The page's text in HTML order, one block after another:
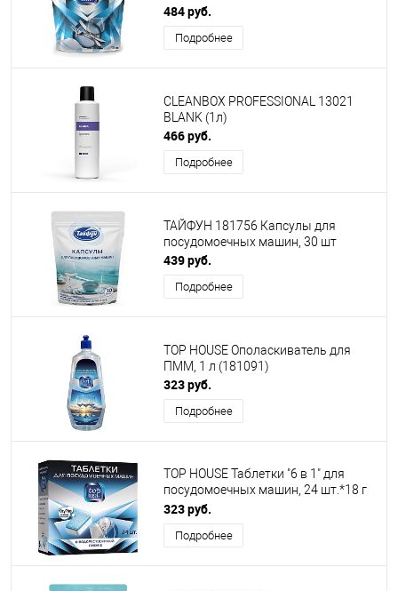
для посудомоечных машин, 30 шт.
(180353)
484 руб.
Подробнее
CLEANBOX PROFESSIONAL 13021
BLANK (1л)
466 руб.
Подробнее
ТАЙФУН 181756 Капсулы для
посудомоечных машин, 30 шт
439 руб.
Подробнее
TOP HOUSE Ополаскиватель для
ПММ, 1 л (181091)
323 руб.
Подробнее
TOP HOUSE Таблетки "6 в 1" для
посудомоечных машин, 24 шт.*18 г
(393439)
323 руб.
Подробнее